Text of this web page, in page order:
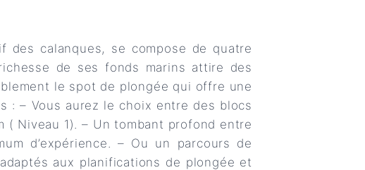
des calanques, se compose de quatre
de ses fonds marins attire des
le spot de plongée qui offre une
: – Vous aurez le choix entre des blocs
( Niveau 1). – Un tombant profond entre
d’expérience. – Ou un parcours de
aux planifications de plongée et